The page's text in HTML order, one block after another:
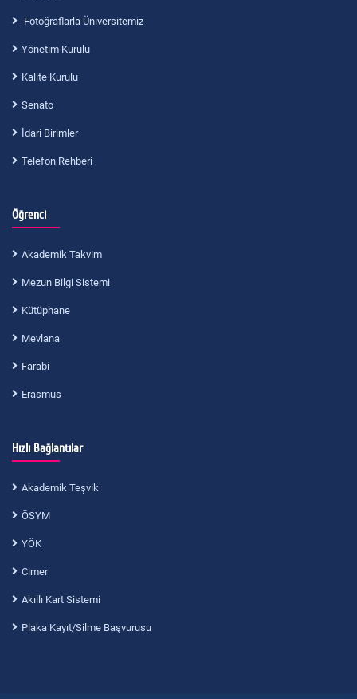
Fotoğraflarla Üniversitemiz
Yönetim Kurulu
Kalite Kurulu
Senato
İdari Birimler
Telefon Rehberi
Öğrenci
Akademik Takvim
Mezun Bilgi Sistemi
Kütüphane
Mevlana
Farabi
Erasmus
Hızlı Bağlantılar
Akademik Teşvik
ÖSYM
YÖK
Cimer
Akıllı Kart Sistemi
Plaka Kayıt/Silme Başvurusu